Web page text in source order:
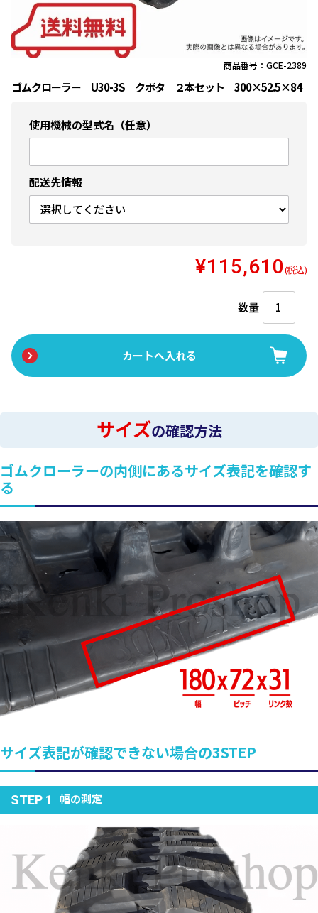
商品番号：GCE-2389
ゴムクローラー U30-3S クボタ ２本セット 300×52.5×84
使用機械の型式名（任意）
配送先情報
¥115,610 (税込)
数量
サイズの確認方法
ゴムクローラーの内側にあるサイズ表記を確認す
る
サイズ表記が確認できない場合の3STEP
STEP 1 幅の測定